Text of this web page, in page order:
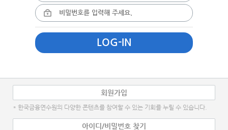
LOG-IN
회원가입
* 한국금융연수원의 다양한 콘텐츠를 참여할 수 있는 기회를 누릴 수 있습니다.
아이디/비밀번호 찾기